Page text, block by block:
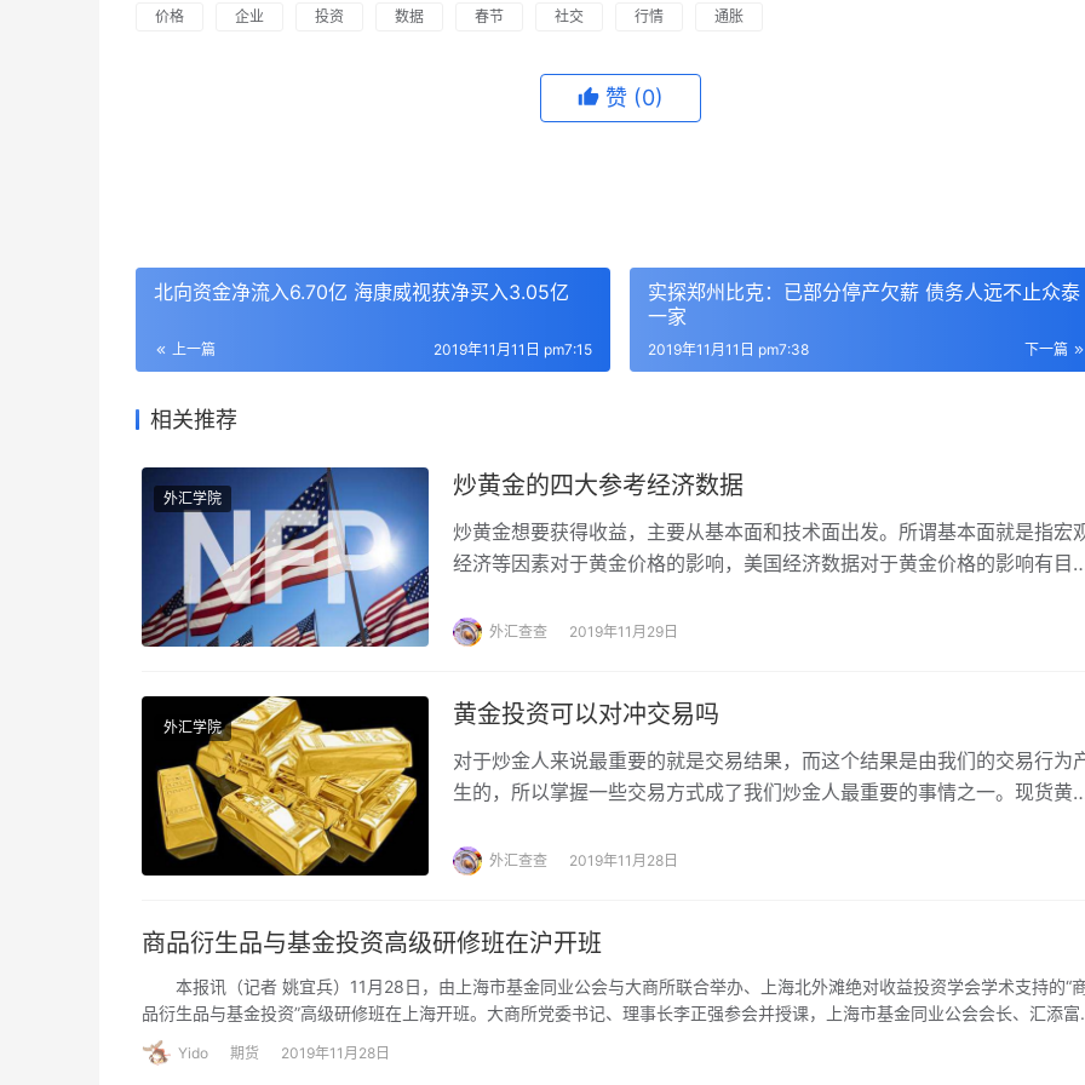
价格 企业 投资 数据 春节 社交 行情 通胀
赞 (0)
北向资金净流入6.70亿 海康威视获净买入3.05亿
上一篇 2019年11月11日 pm7:15
实探郑州比克：已部分停产欠薪 债务人远不止众泰
一家
下一篇
2019年11月11日 pm7:38
相关推荐
外汇学院 炒黄金的四大参考经济数据
炒黄金想要获得收益，主要从基本面和技术面出发。所谓基本面就是指宏
经济等因素对于黄金价格的影响，美国经济数据对于黄金价格的影响有目
外汇查查 2019年11月29日
外汇学院 黄金投资可以对冲交易吗
对于炒金人来说最重要的就是交易结果，而这个结果是由我们的交易行为
生的，所以掌握一些交易方式成了我们炒金人最重要的事情之一。现货黄
会，那么黄金投资可以对冲交易吗？
外汇查查 2019年11月28日
商品衍生品与基金投资高级研修班在沪开班
本报讯（记者 姚宜兵）11月28日，由上海市基金同业公会与大商所联合举办、上海北外滩绝对收益投资学会学术支持的“
品衍生品与基金投资”高级研修班在上海开班。大商所党委书记、理事长李正强参会并授课，上海市基金同业公会会长、汇添富
金管理股份有限公司董事长李文，上海北外滩绝对收益投资学会会长、新湖期货董事长马文胜出席并致辞。来自上海地区36家
募基金的近100名高管、部门负责人及业内专家出席开班仪式。
Yido 期货 2019年11月28日